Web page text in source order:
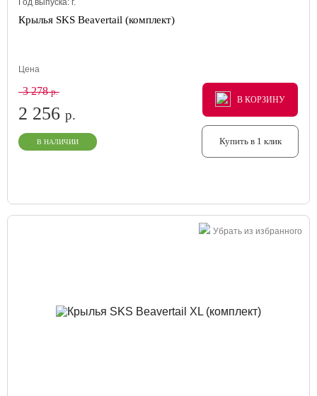
Год выпуска: г.
Крылья SKS Beavertail (комплект)
Цена
3 278р.
2 256 р.
В НАЛИЧИИ
В КОРЗИНУ
В КОРЗИНУ
В КОРЗИНУ
Купить в 1 клик
Убрать из избранного